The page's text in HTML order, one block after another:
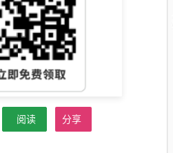
阅读 分享